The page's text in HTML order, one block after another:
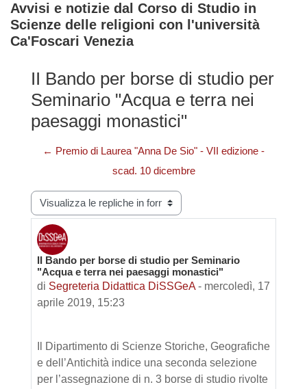
Avvisi e notizie dal Corso di Studio in
Scienze delle religioni con l'università
Ca'Foscari Venezia
II Bando per borse di studio per
Seminario "Acqua e terra nei
paesaggi monastici"
← Premio di Laurea "Anna De Sio" - VII edizione -
scad. 10 dicembre
Modalità visualizzazione
II Bando per borse di studio per Seminario
"Acqua e terra nei paesaggi monastici"
di Segreteria Didattica DiSSGeA - mercoledì, 17
aprile 2019, 15:23
Numero di risposte: 0
Il Dipartimento di Scienze Storiche, Geografiche
e dell’Antichità indice una seconda selezione
per l’assegnazione di n. 3 borse di studio rivolte